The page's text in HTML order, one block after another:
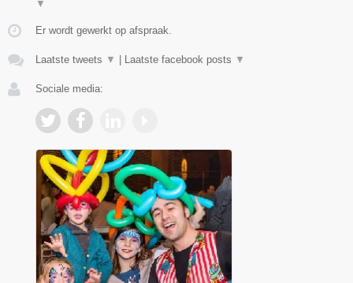
▼
Er wordt gewerkt op afspraak.
Laatste tweets ▼ Laatste facebook posts ▼
Sociale media: